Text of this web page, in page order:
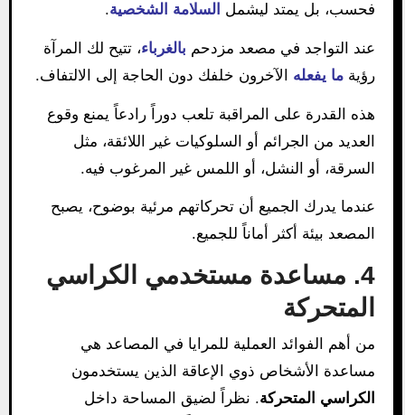
فحسب، بل يمتد ليشمل السلامة الشخصية.
عند التواجد في مصعد مزدحم بالغرباء، تتيح لك المرآة
رؤية ما يفعله الآخرون خلفك دون الحاجة إلى الالتفاف.
هذه القدرة على المراقبة تلعب دوراً رادعاً يمنع وقوع
العديد من الجرائم أو السلوكيات غير اللائقة، مثل
السرقة، أو النشل، أو اللمس غير المرغوب فيه.
عندما يدرك الجميع أن تحركاتهم مرئية بوضوح، يصبح
المصعد بيئة أكثر أماناً للجميع.
4. مساعدة مستخدمي الكراسي
المتحركة
من أهم الفوائد العملية للمرايا في المصاعد هي
مساعدة الأشخاص ذوي الإعاقة الذين يستخدمون
الكراسي المتحركة. نظراً لضيق المساحة داخل